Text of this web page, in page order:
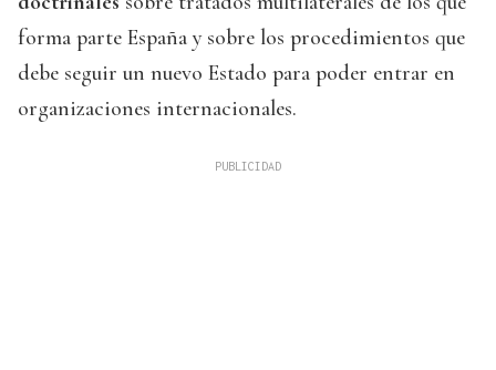
forma parte España y sobre los procedimientos que
debe seguir un nuevo Estado para poder entrar en
organizaciones internacionales.